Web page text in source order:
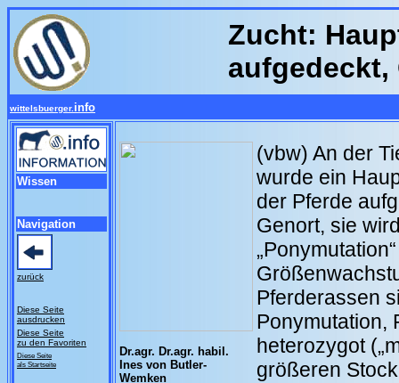
Zucht:
wittelsbuerger. info
Wissen
Navigation
zurück
Diese Seite
ausdrucken
Diese Seite
zu den Favoriten
Diese Seite
als Startseite
Dr.agr. Dr.agr. habil.
Ines von Butler-
Wemken
(vbw) An der
wurde ein
der Pferde
Genort, sie
Pferderassen
Ponymutation,
heterozygot
größeren